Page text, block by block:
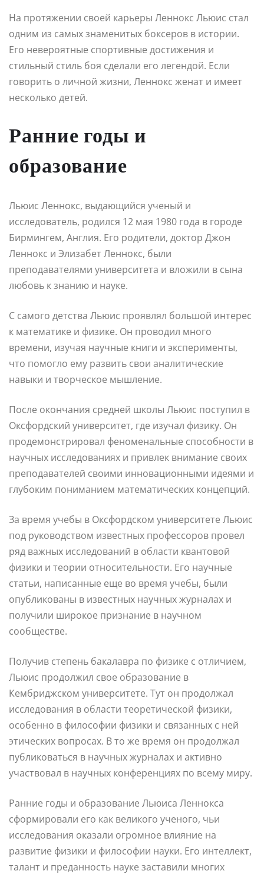
На протяжении своей карьеры Леннокс Льюис стал
одним из самых знаменитых боксеров в истории.
Его невероятные спортивные достижения и
стильный стиль боя сделали его легендой. Если
говорить о личной жизни, Леннокс женат и имеет
несколько детей.
Ранние годы и
образование
Льюис Леннокс, выдающийся ученый и
исследователь, родился 12 мая 1980 года в городе
Бирмингем, Англия. Его родители, доктор Джон
Леннокс и Элизабет Леннокс, были
преподавателями университета и вложили в сына
любовь к знанию и науке.
С самого детства Льюис проявлял большой интерес
к математике и физике. Он проводил много
времени, изучая научные книги и эксперименты,
что помогло ему развить свои аналитические
навыки и творческое мышление.
После окончания средней школы Льюис поступил в
Оксфордский университет, где изучал физику. Он
продемонстрировал феноменальные способности в
научных исследованиях и привлек внимание своих
преподавателей своими инновационными идеями и
глубоким пониманием математических концепций.
За время учебы в Оксфордском университете Льюис
под руководством известных профессоров провел
ряд важных исследований в области квантовой
физики и теории относительности. Его научные
статьи, написанные еще во время учебы, были
опубликованы в известных научных журналах и
получили широкое признание в научном
сообществе.
Получив степень бакалавра по физике с отличием,
Льюис продолжил свое образование в
Кембриджском университете. Тут он продолжал
исследования в области теоретической физики,
особенно в философии физики и связанных с ней
этических вопросах. В то же время он продолжал
публиковаться в научных журналах и активно
участвовал в научных конференциях по всему миру.
Ранние годы и образование Льюиса Леннокса
сформировали его как великого ученого, чьи
исследования оказали огромное влияние на
развитие физики и философии науки. Его интеллект,
талант и преданность науке заставили многих